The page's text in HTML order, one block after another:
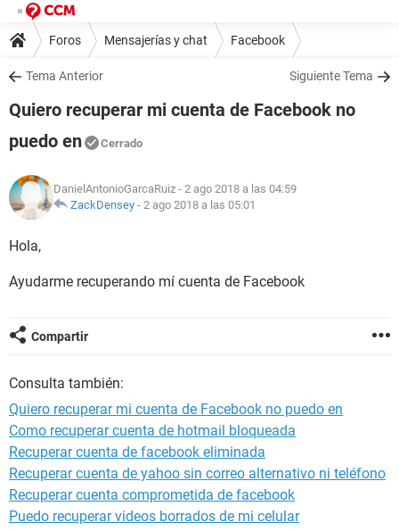
Foros Mensajerías y chat Facebook
Tema Anterior Siguiente Tema
Quiero recuperar mi cuenta de Facebook no
puedo en
Cerrado
DanielAntonioGarcaRuiz - 2 ago 2018 a las 04:59
ZackDensey - 2 ago 2018 a las 05:01
Hola,
Ayudarme recuperando mí cuenta de Facebook
Compartir
Consulta también:
Quiero recuperar mi cuenta de Facebook no puedo en
Como recuperar cuenta de hotmail bloqueada
Recuperar cuenta de facebook eliminada
Recuperar cuenta de yahoo sin correo alternativo ni teléfono
Recuperar cuenta comprometida de facebook
Puedo recuperar videos borrados de mi celular